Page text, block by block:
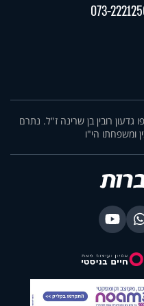
073-
רובין בן שרינה ז"ל. נתרם
ומשפחתו הי"ו